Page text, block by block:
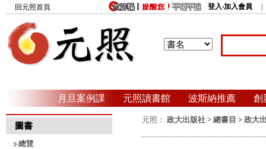
回元照首頁 登入‧加入會員
月旦案例課 元照讀書館 波斯納推薦 創
圖書
總覽
元照： 政大出版社 > 總書目 > 政大